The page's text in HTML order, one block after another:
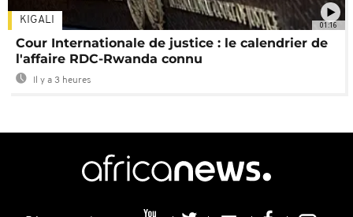
01:16
KIGALI
Cour Internationale de justice : le calendrier de
l'affaire RDC-Rwanda connu
Il y a 3 heures